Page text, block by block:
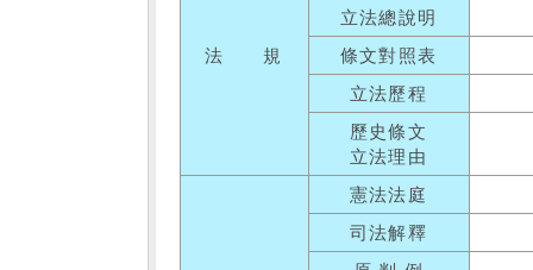
法 規
立法總說明
條文對照表
立法歷程
歷史條文
立法理由
憲法法庭
司法解釋